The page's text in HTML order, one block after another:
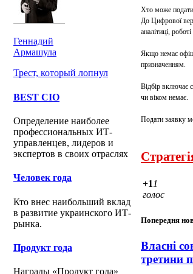
Геннадий
Армашула
Трест, который лопнул
BEST CIO
Определение наиболее
профессиональных ИТ-
управленцев, лидеров и
экспертов в своих отраслях
Человек года
Кто внес наибольший вклад
в развитие украинского ИТ-
рынка.
Продукт года
Награды «Продукт года»
Хто може
До Цифрової
аналітиці,
Якщо немає
призначенням.
Відбір включає
чи віком немає.
Подати заявку
+1 1
голос
Попередня
Власні
третини